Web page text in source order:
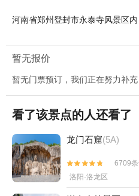
河南省郑州登封市永泰寺风景区内
暂无报价
暂无门票预订，我们正在努力补充
看了该景点的人还看了
龙门石窟(5A)


6709
洛阳·洛龙区